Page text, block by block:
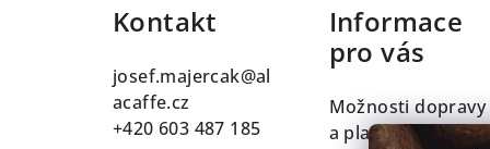
Kontakt
josef.majercak@al
acaffe.cz
+420 603 487 185
Informace
pro vás
Možnosti dopravy
a platby